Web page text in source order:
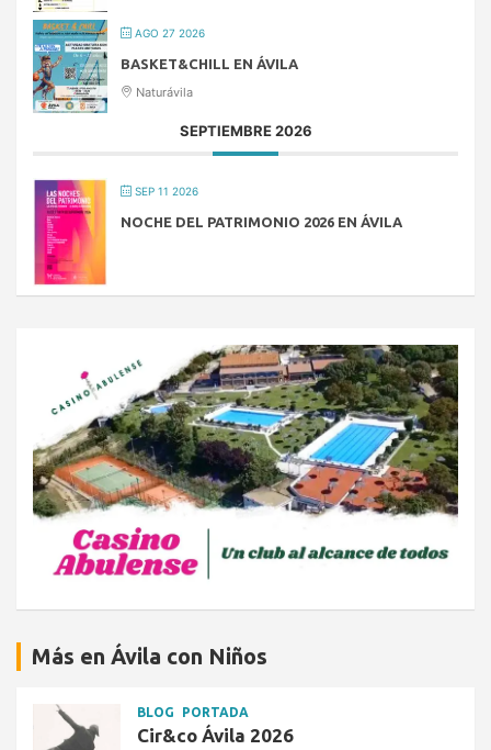
AGO 27 2026
BASKET&CHILL EN ÁVILA
Naturávila
SEPTIEMBRE 2026
SEP 11 2026
NOCHE DEL PATRIMONIO 2026 EN ÁVILA
Más en Ávila con Niños
BLOG PORTADA
Cir&co Ávila 2026